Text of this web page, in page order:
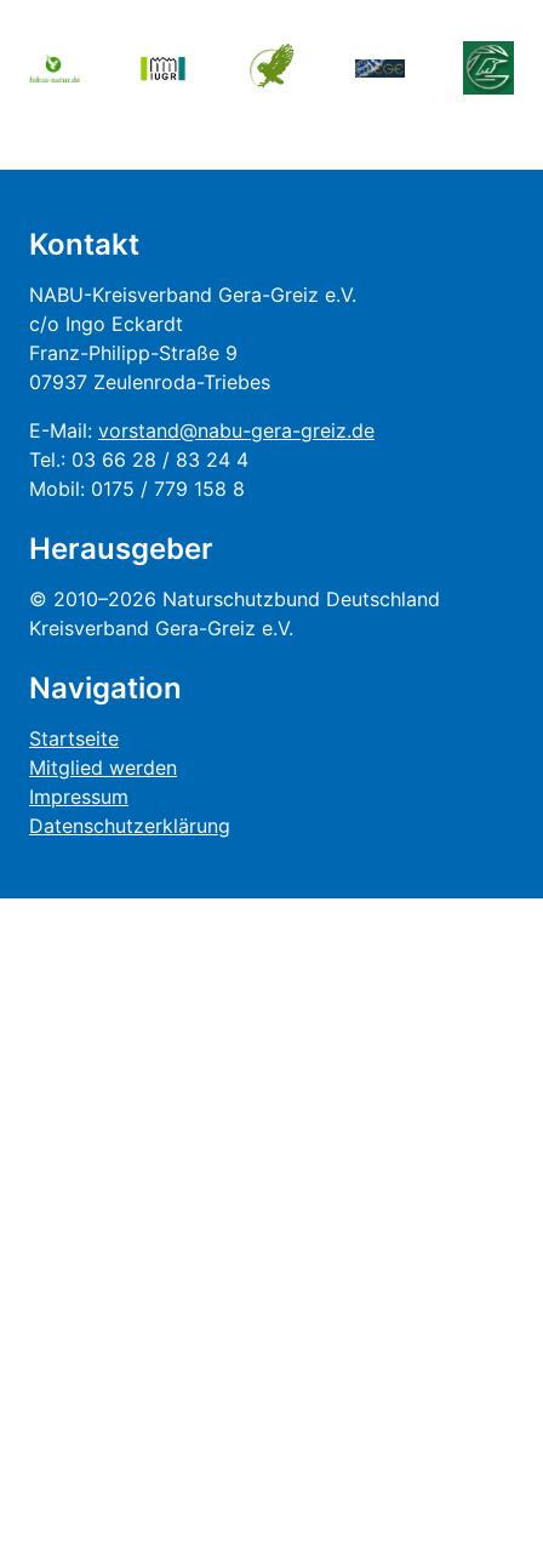
Kontakt
NABU-Kreisverband Gera-Greiz e.V.
c/o Ingo Eckardt
Franz-Philipp-Straße 9
07937 Zeulenroda-Triebes
E-Mail: vorstand@nabu-gera-greiz.de
Tel.: 03 66 28 / 83 24 4
Mobil: 0175 / 779 158 8
Herausgeber
© 2010–2026 Naturschutzbund Deutschland
Kreisverband Gera-Greiz e.V.
Navigation
Startseite
Mitglied werden
Impressum
Datenschutzerklärung